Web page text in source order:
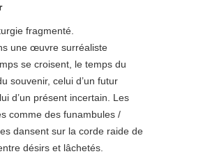
fragmenté.
une œuvre surréaliste
se croisent, le temps du
souvenir, celui d’un futur
d’un présent incertain. Les
comme des funambules /
dansent sur la corde raide de
désirs et lâchetés.